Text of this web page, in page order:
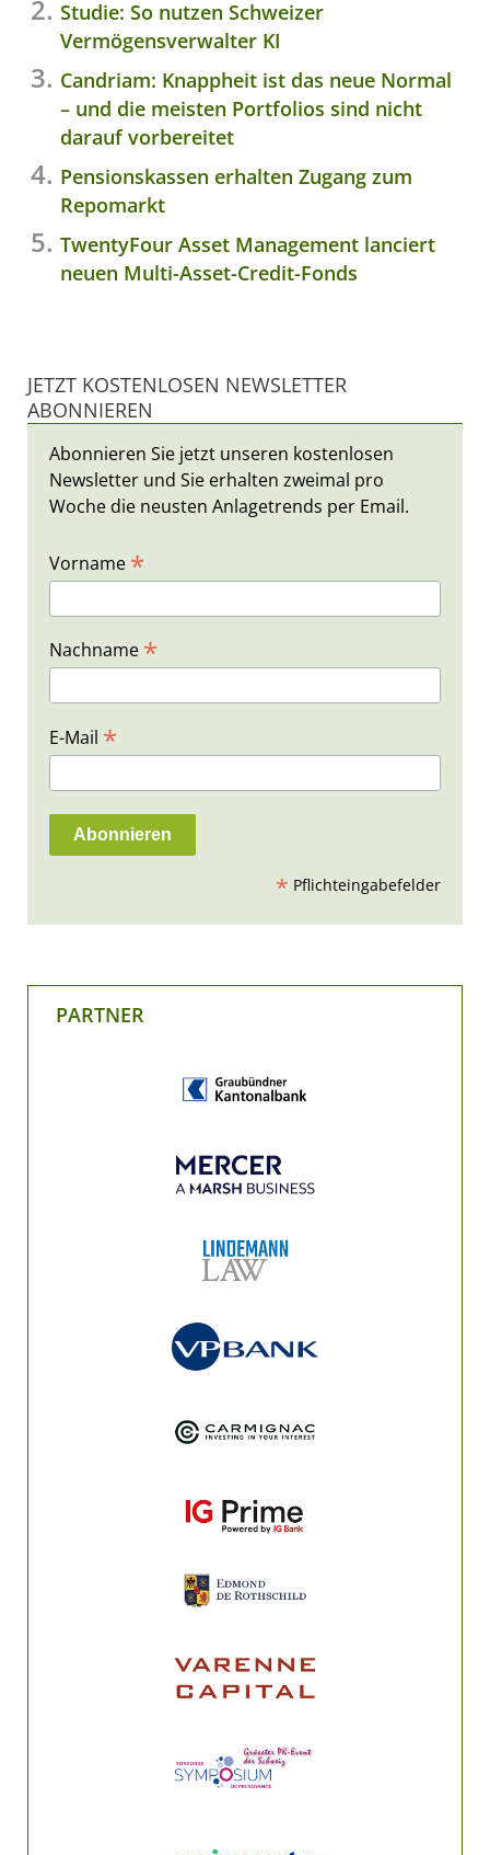
Studie: So nutzen Schweizer
Vermögensverwalter KI
Candriam: Knappheit ist das neue Normal
– und die meisten Portfolios sind nicht
darauf vorbereitet
Pensionskassen erhalten Zugang zum
Repomarkt
TwentyFour Asset Management lanciert
neuen Multi-Asset-Credit-Fonds
JETZT KOSTENLOSEN NEWSLETTER
ABONNIEREN
Abonnieren Sie jetzt unseren kostenlosen
Newsletter und Sie erhalten zweimal pro
Woche die neusten Anlagetrends per Email.
Vorname *
Nachname *
E-Mail *
* Pflichteingabefelder
PARTNER